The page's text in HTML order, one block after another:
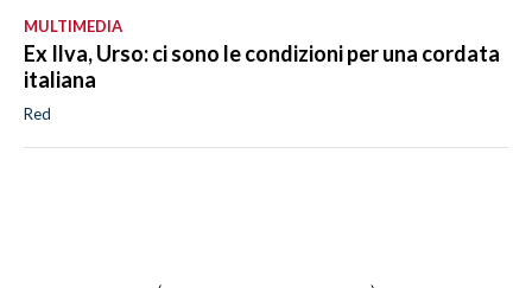
MULTIMEDIA
Ex Ilva, Urso: ci sono le condizioni per una cordata
italiana
Red